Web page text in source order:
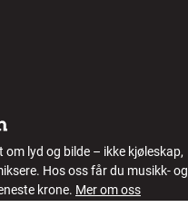
om lyd og bilde – ikke kjøleskap,
Hos oss får du musikk- og
krone. Mer om oss